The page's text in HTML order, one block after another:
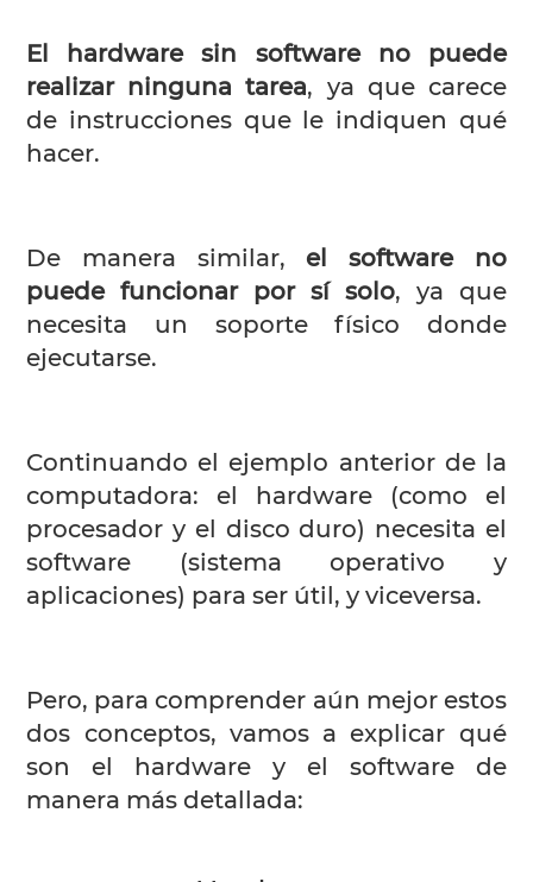
El hardware sin software no puede
realizar ninguna tarea, ya que carece
de instrucciones que le indiquen qué
hacer.
De manera similar, el software no
puede funcionar por sí solo, ya que
necesita un soporte físico donde
ejecutarse.
Continuando el ejemplo anterior de la
computadora: el hardware (como el
procesador y el disco duro) necesita el
software (sistema operativo y
aplicaciones) para ser útil, y viceversa.
Pero, para comprender aún mejor estos
dos conceptos, vamos a explicar qué
son el hardware y el software de
manera más detallada: